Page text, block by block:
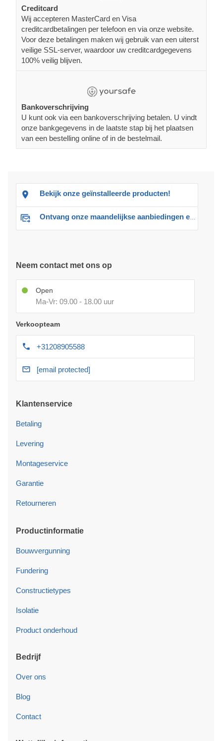
Creditcard
Wij accepteren MasterCard en Visa
creditcardbetalingen per telefoon en via onze website.
Voor deze betalingen maken wij gebruik van een uiterst
veilige SSL-server, waardoor uw creditcardgegevens
100% veilig blijven.
Bankoverschrijving
U kunt ook via een bankoverschrijving betalen. U vindt
onze bankgegevens in de laatste stap bij het plaatsen
van een bestelling online of in de bestelmail.
Bekijk onze geïnstalleerde producten!
Ontvang onze maandelijkse aanbiedingen en advies
Neem contact met ons op
Open
Ma-Vr: 09.00 - 18.00 uur
Verkoopteam
+31208905588
[email protected]
Klantenservice
Betaling
Levering
Montageservice
Garantie
Retourneren
Productinformatie
Bouwvergunning
Fundering
Constructietypes
Isolatie
Product onderhoud
Bedrijf
Over ons
Blog
Contact